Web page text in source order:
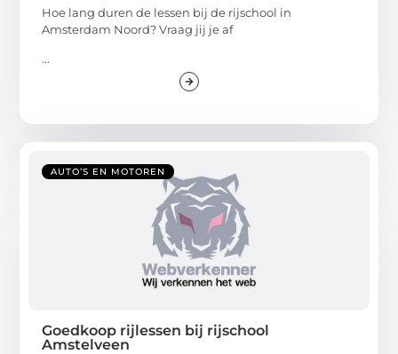
Hoe lang duren de lessen bij de rijschool in
Amsterdam Noord? Vraag jij je af
...
AUTO’S EN MOTOREN
Goedkoop rijlessen bij rijschool
Amstelveen